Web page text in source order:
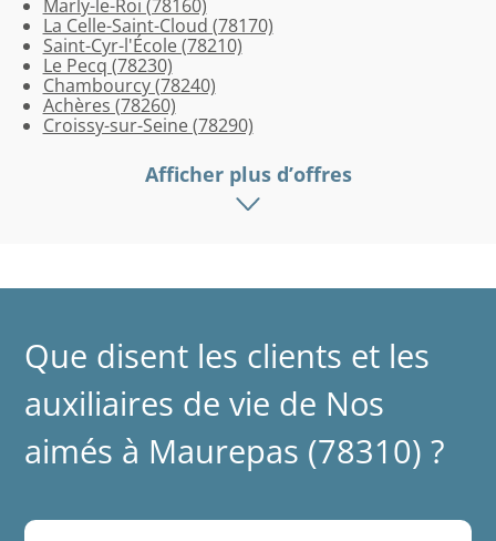
Marly-le-Roi (78160)
La Celle-Saint-Cloud (78170)
Saint-Cyr-l'École (78210)
Le Pecq (78230)
Chambourcy (78240)
Achères (78260)
Croissy-sur-Seine (78290)
(78600)
(78860)
Afficher plus d’offres
Que disent les clients et les
auxiliaires de vie de Nos
aimés à Maurepas (78310) ?